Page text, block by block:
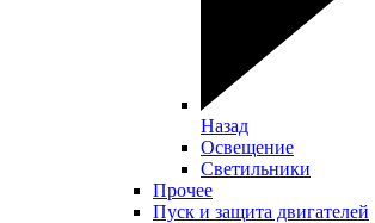
Назад
Освещение
Светильники
Прочее
Пуск и защита двигателей